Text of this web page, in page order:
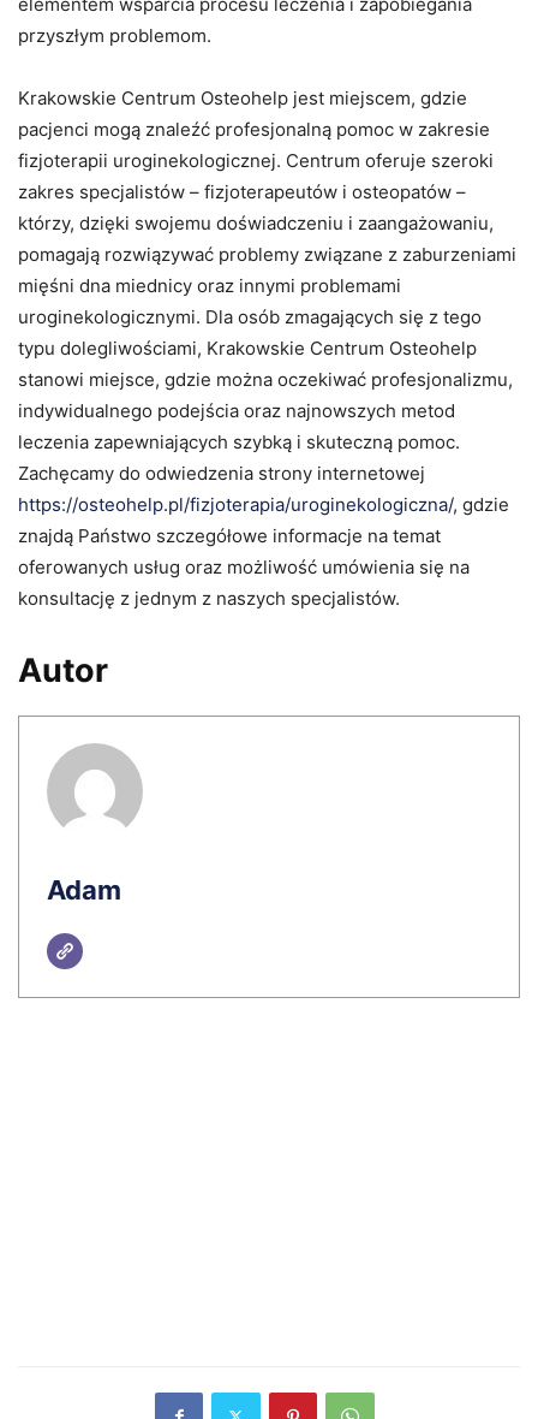
przyszłym problemom.
Krakowskie Centrum Osteohelp jest miejscem, gdzie
pacjenci mogą znaleźć profesjonalną pomoc w zakresie
fizjoterapii uroginekologicznej. Centrum oferuje szeroki
zakres specjalistów – fizjoterapeutów i osteopatów –
którzy, dzięki swojemu doświadczeniu i zaangażowaniu,
pomagają rozwiązywać problemy związane z zaburzeniami
mięśni dna miednicy oraz innymi problemami
uroginekologicznymi. Dla osób zmagających się z tego
typu dolegliwościami, Krakowskie Centrum Osteohelp
stanowi miejsce, gdzie można oczekiwać profesjonalizmu,
indywidualnego podejścia oraz najnowszych metod
leczenia zapewniających szybką i skuteczną pomoc.
Zachęcamy do odwiedzenia strony internetowej
https://osteohelp.pl/fizjoterapia/uroginekologiczna/, gdzie
znajdą Państwo szczegółowe informacje na temat
oferowanych usług oraz możliwość umówienia się na
konsultację z jednym z naszych specjalistów.
Autor
Adam